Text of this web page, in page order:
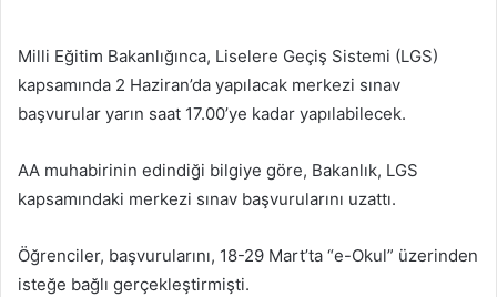
göndermek
Milli Eğitim Bakanlığınca, Liselere Geçiş Sistemi (LGS)
kapsamında 2 Haziran’da yapılacak merkezi sınav
başvurular yarın saat 17.00’ye kadar yapılabilecek.
AA muhabirinin edindiği bilgiye göre, Bakanlık, LGS
kapsamındaki merkezi sınav başvurularını uzattı.
Öğrenciler, başvurularını, 18-29 Mart’ta “e-Okul” üzerinden
isteğe bağlı gerçekleştirmişti.